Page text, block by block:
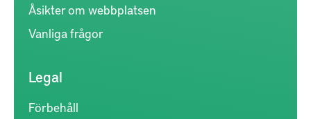
Åsikter om webbplatsen
Vanliga frågor
Legal
Förbehåll